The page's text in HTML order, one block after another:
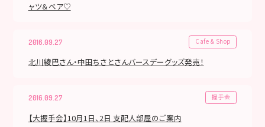
ャツ＆ベア♡
2016.09.27 Cafe & Shop
北川綾巴さん・中田ちさとさんバースデーグッズ発売！
2016.09.27 握手会
【大握手会】10月1日、2日 支配人部屋のご案内